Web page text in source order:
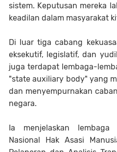
sistem. Keputusan mereka
keadilan dalam masyarakat
Di luar tiga cabang
eksekutif, legislatif, dan
juga terdapat lembaga-
"state auxiliary body" yang
dan menyempurnakan
negara.
Ia menjelaskan
Nasional Hak Asasi